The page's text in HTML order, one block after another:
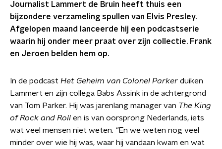
Journalist Lammert de Bruin heeft thuis een
bijzondere verzameling spullen van Elvis Presley.
Afgelopen maand lanceerde hij een podcastserie
waarin hij onder meer praat over zijn collectie. Frank
en Jeroen belden hem op.
In de podcast Het Geheim van Colonel Parker duiken
Lammert en zijn collega Babs Assink in de achtergrond
van Tom Parker. Hij was jarenlang manager van The King
of Rock and Roll en is van oorsprong Nederlands, iets
wat veel mensen niet weten. "En we weten nog veel
minder over wie hij was, waar hij vandaan kwam en wat